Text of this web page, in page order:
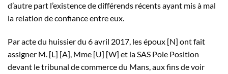
d’autre part l’existence de différends récents ayant mis à mal
la relation de confiance entre eux.
Par acte du huissier du 6 avril 2017, les époux [N] ont fait
assigner M. [L] [A], Mme [U] [W] et la SAS Pole Position
devant le tribunal de commerce du Mans, aux fins de voir